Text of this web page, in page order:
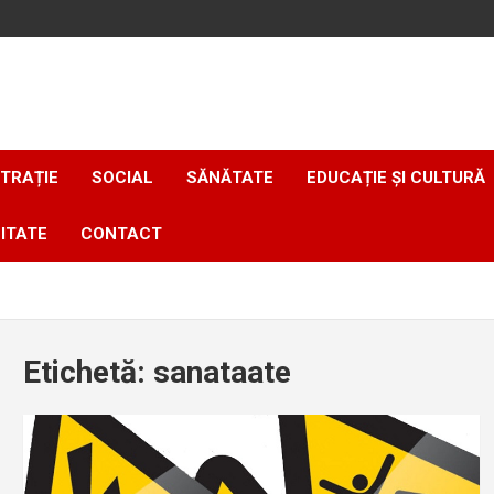
SOCIAL SĂNĂTATE EDUCAȚIE ȘI CULTURĂ
CONTACT
Etichetă: sanataate